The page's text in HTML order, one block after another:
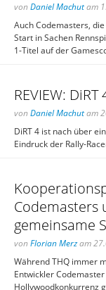
von Daniel Machutam
Auch Codemasters,
Start in Sachen
1-Titel auf der
REVIEW:
von Daniel Machutam
DiRT 4 ist nach über
Eindruck der Rally-
Codemasters
gemeinsame
von Florian Merzam
Während THQ immer
Entwickler
Hollywoodkonkurrenz